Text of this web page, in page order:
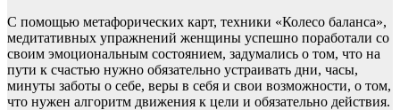
С помощью метафорических карт, техники «Колесо баланса»,
медитативных упражнений женщины успешно поработали со
своим эмоциональным состоянием, задумались о том, что на
пути к счастью нужно обязательно устраивать дни, часы,
минуты заботы о себе, веры в себя и свои возможности, о том,
что нужен алгоритм движения к цели и обязательно действия.